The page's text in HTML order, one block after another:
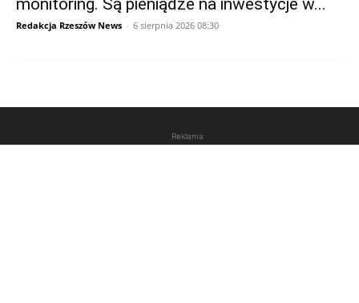
monitoring. Są pieniądze na inwestycje w...
Redakcja Rzeszów News - 6 sierpnia 2026 08:30
Reklama